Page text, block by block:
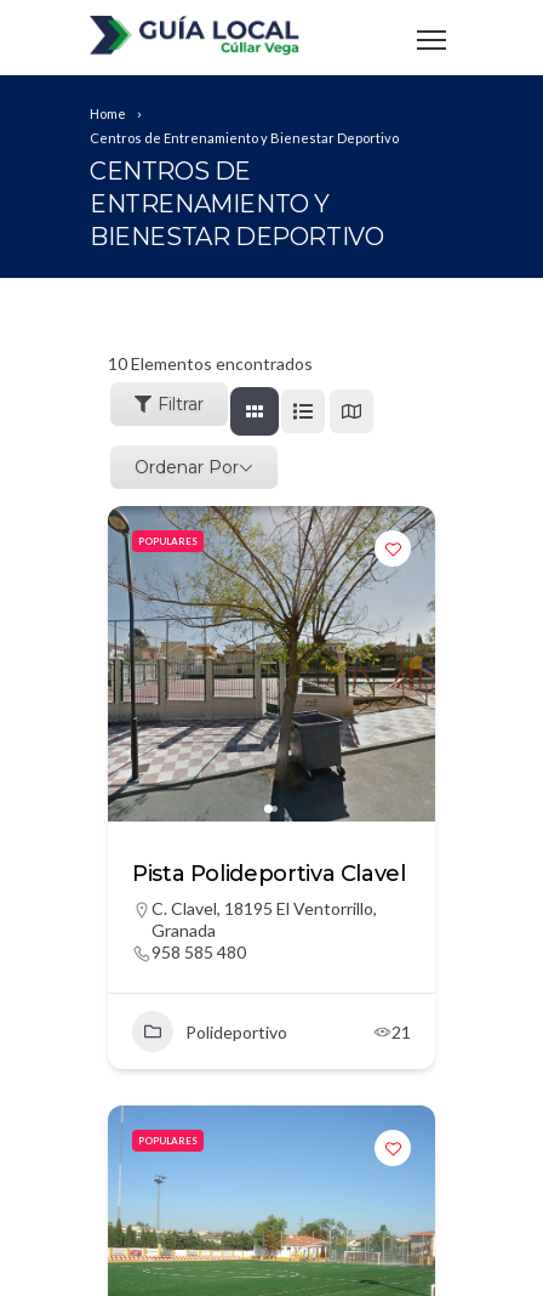
Home
Centros de Entrenamiento y Bienestar Deportivo
CENTROS DE
ENTRENAMIENTO Y
BIENESTAR DEPORTIVO
10Elementos encontrados
Filtrar
Ordenar Por
POPULARES
Pista Polideportiva Clavel
C. Clavel, 18195 El Ventorrillo,
Granada
958 585 480
Polideportivo 21
POPULARES